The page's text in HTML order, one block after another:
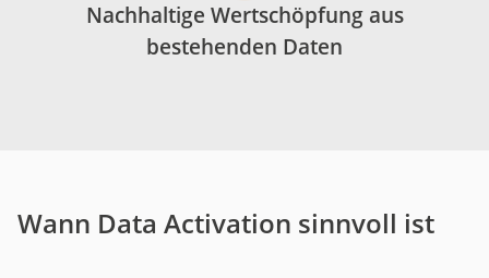
Nachhaltige Wertschöpfung aus
bestehenden Daten
Wann Data Activation sinnvoll ist